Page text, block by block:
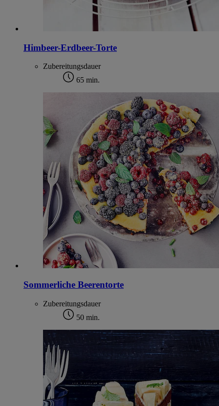
Himbeer-Erdbeer-Torte
Zubereitungsdauer
65 min.
Sommerliche Beerentorte
Zubereitungsdauer
50 min.